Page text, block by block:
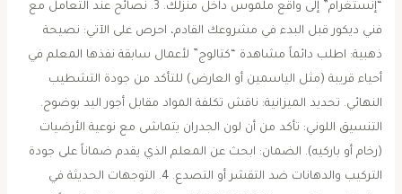
“إنستغرام” إلى واقع ملموس داخل منزلك. ​3. نصائح عند التعامل مع
فني ديكور ​قبل البدء في مشروعك القادم، احرص على الآتي: ​نصيحة
ذهبية: اطلب دائماً مشاهدة “كتالوج” لأعمال سابقة نفذها المعلم في
أحياء قريبة (مثل الياسمين أو العارض) للتأكد من جودة التشطيب
النهائي. ​تحديد الميزانية: ناقش تكلفة المواد مقابل أجور اليد بوضوح. ​
التنسيق اللوني: تأكد من أن لون الجدران يتماشى مع نوعية الأرضيات
(رخام أو باركيه). ​الضمان: ابحث عن المعلم الذي يقدم ضماناً على جودة
التركيب والدهانات ضد التقشر أو التصدع. ​4. التوجهات الحديثة في